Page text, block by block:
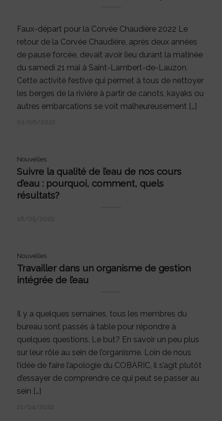
Faux-départ pour la Corvée Chaudière 2022 Le
retour de la Corvée Chaudière, après deux années
de pause forcée, devait avoir lieu durant la matinée
du samedi 21 mai à Saint-Lambert-de-Lauzon.
Cette activité festive qui permet à tous de nettoyer
les berges de la rivière à partir de canots, kayaks ou
autres embarcations se voit malheureusement […]
01/06/2022
Nouvelles
Suivre la qualité de l’eau de nos cours
d’eau : pourquoi, comment, quels
résultats?
16/05/2022
Nouvelles
Travailler dans un organisme de gestion
intégrée de l’eau
Il y a quelques semaines, tous les membres du
bureau sont passés à table pour répondre à
quelques questions. Le but? En savoir un peu plus
sur leur rôle au sein de l’organisme. Loin de nous
l’idée de faire l’apologie du COBARIC, il s’agit plutôt
d’essayer de comprendre ce qui peut se passer au
sein […]
21/04/2022